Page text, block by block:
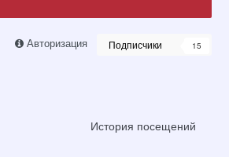
Авторизация Подписчики 15
История посещений